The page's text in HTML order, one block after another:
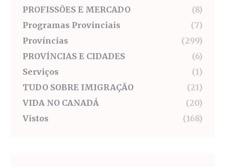
PROFISSÕES E MERCADO
(8)
Programas Provinciais
(7)
Províncias
(299)
PROVÍNCIAS E CIDADES
(6)
Serviços
(1)
TUDO SOBRE IMIGRAÇÃO
(21)
VIDA NO CANADÁ
(20)
Vistos
(168)